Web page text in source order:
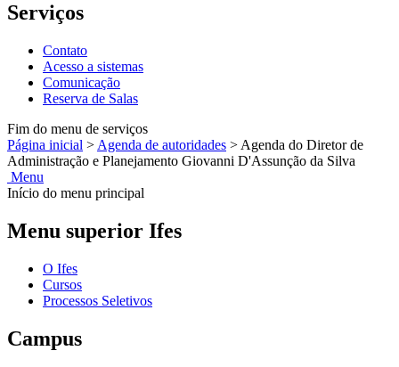
Serviços
Contato
Acesso a sistemas
Comunicação
Reserva de Salas
Fim do menu de serviços
Página inicial > Agenda de autoridades > Agenda do Diretor de
Administração e Planejamento Giovanni D'Assunção da Silva
Menu
Início do menu principal
Menu superior Ifes
O Ifes
Cursos
Processos Seletivos
Campus